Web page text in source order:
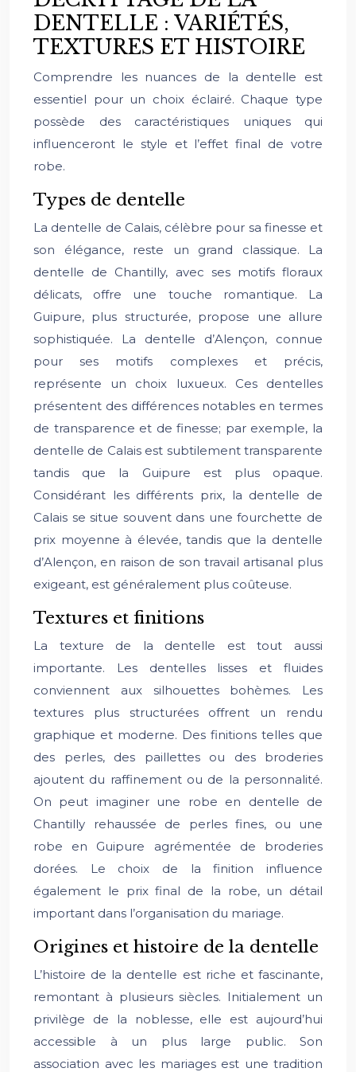
DENTELLE : VARIÉTÉS,
TEXTURES ET HISTOIRE
Comprendre les nuances de la dentelle est
essentiel pour un choix éclairé. Chaque type
possède des caractéristiques uniques qui
influenceront le style et l’effet final de votre
robe.
Types de dentelle
La dentelle de Calais, célèbre pour sa finesse et
son élégance, reste un grand classique. La
dentelle de Chantilly, avec ses motifs floraux
délicats, offre une touche romantique. La
Guipure, plus structurée, propose une allure
sophistiquée. La dentelle d’Alençon, connue
pour ses motifs complexes et précis,
représente un choix luxueux. Ces dentelles
présentent des différences notables en termes
de transparence et de finesse; par exemple, la
dentelle de Calais est subtilement transparente
tandis que la Guipure est plus opaque.
Considérant les différents prix, la dentelle de
Calais se situe souvent dans une fourchette de
prix moyenne à élevée, tandis que la dentelle
d’Alençon, en raison de son travail artisanal plus
exigeant, est généralement plus coûteuse.
Textures et finitions
La texture de la dentelle est tout aussi
importante. Les dentelles lisses et fluides
conviennent aux silhouettes bohèmes. Les
textures plus structurées offrent un rendu
graphique et moderne. Des finitions telles que
des perles, des paillettes ou des broderies
ajoutent du raffinement ou de la personnalité.
On peut imaginer une robe en dentelle de
Chantilly rehaussée de perles fines, ou une
robe en Guipure agrémentée de broderies
dorées. Le choix de la finition influence
également le prix final de la robe, un détail
important dans l’organisation du mariage.
Origines et histoire de la dentelle
L’histoire de la dentelle est riche et fascinante,
remontant à plusieurs siècles. Initialement un
privilège de la noblesse, elle est aujourd’hui
accessible à un plus large public. Son
association avec les mariages est une tradition